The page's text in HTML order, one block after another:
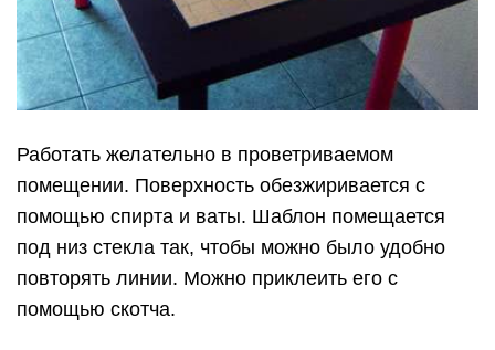
Работать желательно в проветриваемом
помещении. Поверхность обезжиривается с
помощью спирта и ваты. Шаблон помещается
под низ стекла так, чтобы можно было удобно
повторять линии. Можно приклеить его с
помощью скотча.